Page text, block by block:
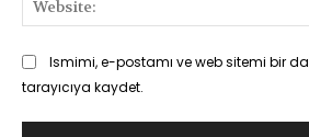
Ismimi, e-postamı ve web sitemi bir
tarayıcıya kaydet.